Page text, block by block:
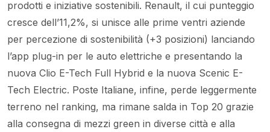
prodotti e iniziative sostenibili. Renault, il cui punteggio
cresce dell’11,2%, si unisce alle prime ventri aziende
per percezione di sostenibilità (+3 posizioni) lanciando
l’app plug-in per le auto elettriche e presentando la
nuova Clio E-Tech Full Hybrid e la nuova Scenic E-
Tech Electric. Poste Italiane, infine, perde leggermente
terreno nel ranking, ma rimane salda in Top 20 grazie
alla consegna di mezzi green in diverse città e alla